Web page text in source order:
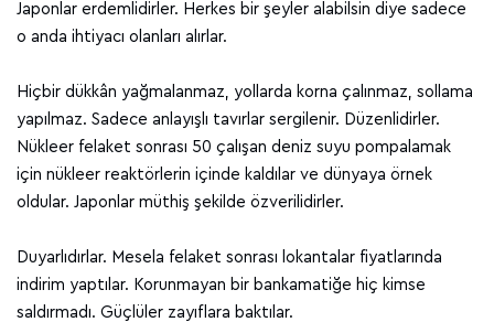
Japonlar erdemlidirler. Herkes bir şeyler alabilsin diye sadece
o anda ihtiyacı olanları alırlar.
Hiçbir dükkân yağmalanmaz, yollarda korna çalınmaz, sollama
yapılmaz. Sadece anlayışlı tavırlar sergilenir. Düzenlidirler.
Nükleer felaket sonrası 50 çalışan deniz suyu pompalamak
için nükleer reaktörlerin içinde kaldılar ve dünyaya örnek
oldular. Japonlar müthiş şekilde özverilidirler.
Duyarlıdırlar. Mesela felaket sonrası lokantalar fiyatlarında
indirim yaptılar. Korunmayan bir bankamatiğe hiç kimse
saldırmadı. Güçlüler zayıflara baktılar.